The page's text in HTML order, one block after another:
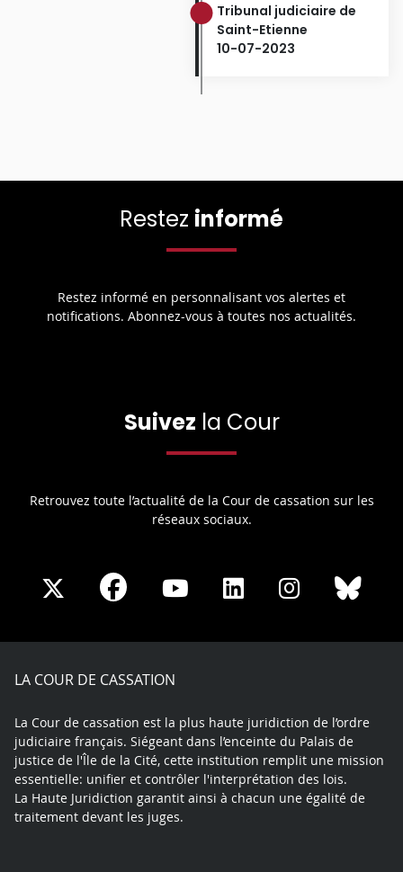
Tribunal judiciaire de
Saint-Etienne
10-07-2023
Restez informé
Restez informé en personnalisant vos alertes et
notifications. Abonnez-vous à toutes nos actualités.
Suivez la Cour
Retrouvez toute l’actualité de la Cour de cassation sur les
réseaux sociaux.
Share
X
Share
Facebook
Share
Youtube
Share
LinkedIn
Share
Instagram
LA COUR DE CASSATION
La Cour de cassation est la plus haute juridiction de l’ordre
judiciaire français. Siégeant dans l’enceinte du Palais de
justice de l'Île de la Cité, cette institution remplit une mission
essentielle: unifier et contrôler l'interprétation des lois.
La Haute Juridiction garantit ainsi à chacun une égalité de
traitement devant les juges.